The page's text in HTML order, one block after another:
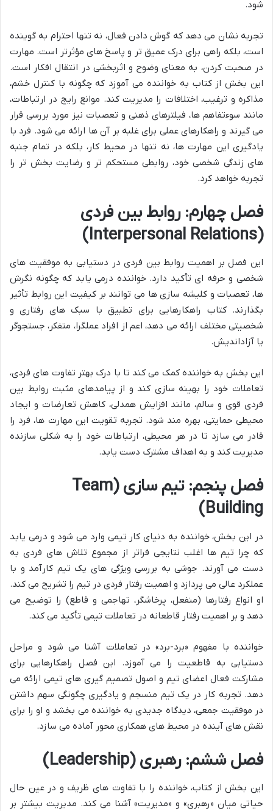
شود.
تجربه نشان می دهد که گوش دادن فعال، نه تنها احترام به گوینده
است، بلکه راهی برای درک عمیق تر و پاسخ های مؤثرتر است. مهارت
در صحبت کردن، به معنای وضوح و اثربخشی در انتقال افکار است.
این بخش از کتاب به خواننده می آموزد که چگونه با کنترل خشم،
مذاکره و ترغیب، اختلافات را مدیریت کند. موانع رایج در ارتباطات،
مانند سوءتفاهم ها، فیلترهای ذهنی و تعصبات نیز مورد بررسی قرار
می گیرند و راهکارهای عملی برای غلبه بر آن ها ارائه می شود. فرد با
یادگیری این مهارت ها، نه تنها در محیط کار، بلکه در تمام جنبه
های زندگی شخصی خود، روابطی مستحکم تر و رضایت بخش تر را
تجربه خواهد کرد.
فصل چهارم: روابط بین فردی
(Interpersonal Relations)
این فصل بر اهمیت روابط بین فردی در دستیابی به موفقیت های
شخصی و حرفه ای تأکید دارد. خواننده درمی یابد که چگونه نگرش
ها، تعصبات و کلیشه سازی ها می توانند بر کیفیت این روابط تأثیر
بگذارند. کتاب راهکارهایی برای تطبیق با سبک های رفتاری و
شخصیتی مختلف ارائه می دهد، اعم از افراد عملگرا، متفکر، جستجوگر
یا آزاداندیش.
این بخش به خواننده کمک می کند تا با درک بهتر تفاوت های فردی،
تعاملات خود را بهینه سازی کند و از پیامدهای مثبت روابط بین
فردی قوی و سالم، مانند افزایش همدلی، کاهش تعارضات و ایجاد
محیطی حمایتی، بهره مند شود. تجربه تقویت این مهارت ها، فرد را
قادر می سازد تا در هر محیطی، ارتباطات خود را به شکلی سازنده
مدیریت کند و به اهداف مشترک دست یابد.
فصل پنجم: تیم سازی (Team
Building)
در این بخش، خواننده به دنیای کار تیمی وارد می شود و درمی یابد
که چرا تیم ها اغلب نتایجی فراتر از مجموع تلاش های فردی به
دست می آورند. جوشی به بررسی ویژگی های یک تیم کارآمد و با
عملکرد عالی می پردازد و اهمیت رفتار فردی در تیم را تشریح می کند.
او انواع رفتارها (منفعل، پرخاشگر، تهاجمی و قاطع) را توضیح می
دهد و بر اهمیت رفتار قاطعانه در تعاملات تیمی تأکید می کند.
خواننده با مفهوم «برد-برد» در تعاملات آشنا می شود و مراحل
دستیابی به قاطعیت را می آموزد. این فصل راهکارهایی برای
مشارکت فعال اعضای تیم و اصول تصمیم گیری های تیمی ارائه می
دهد. تجربه کار در یک تیم منسجم و یادگیری چگونگی سهم داشتن
در موفقیت جمعی، دیدگاه جدیدی به خواننده می بخشد و او را برای
نقش های آینده در محیط های همکاری محور آماده می سازد.
فصل ششم: رهبری (Leadership)
این بخش از کتاب، خواننده را با تفاوت های ظریف و در عین حال
حیاتی میان «رهبری» و «مدیریت» آشنا می کند. مدیریت بیشتر بر